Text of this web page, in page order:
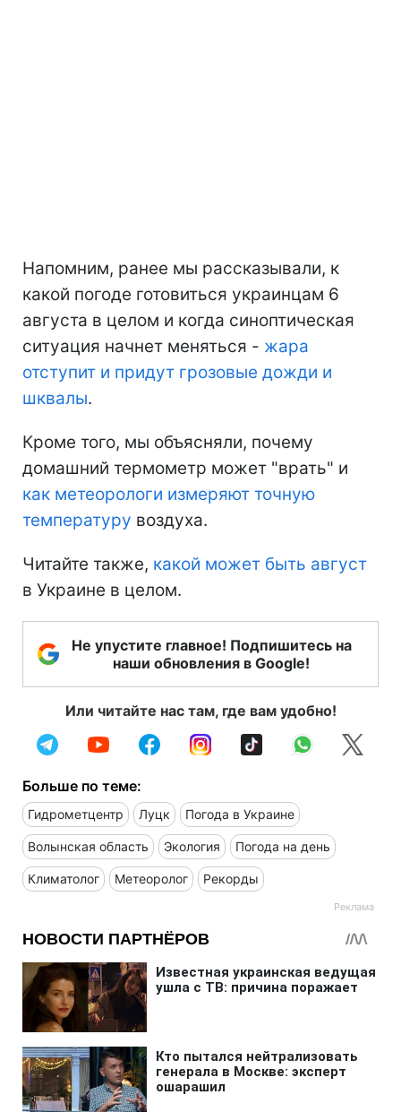
Напомним, ранее мы рассказывали, к
какой погоде готовиться украинцам 6
августа в целом и когда синоптическая
ситуация начнет меняться - жара
отступит и придут грозовые дожди и
шквалы.
Кроме того, мы объясняли, почему
домашний термометр может "врать" и
как метеорологи измеряют точную
температуру воздуха.
Читайте также, какой может быть август
в Украине в целом.
Не упустите главное! Подпишитесь на
наши обновления в Google!
Или читайте нас там, где вам удобно!
Больше по теме:
Гидрометцентр Луцк Погода в Украине
Волынская область Экология Погода на день
Климатолог Метеоролог Рекорды